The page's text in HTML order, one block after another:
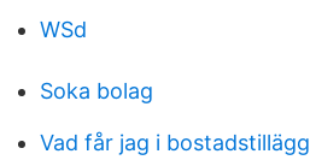
WSd
Soka bolag
Vad får jag i bostadstillägg